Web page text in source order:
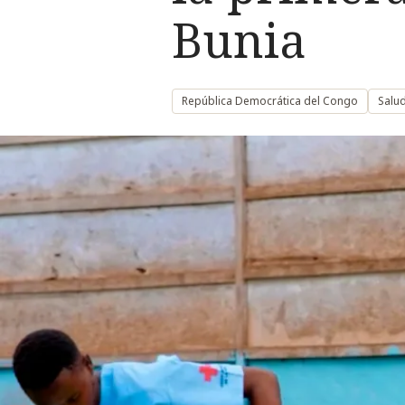
Bunia
República Democrática del Congo